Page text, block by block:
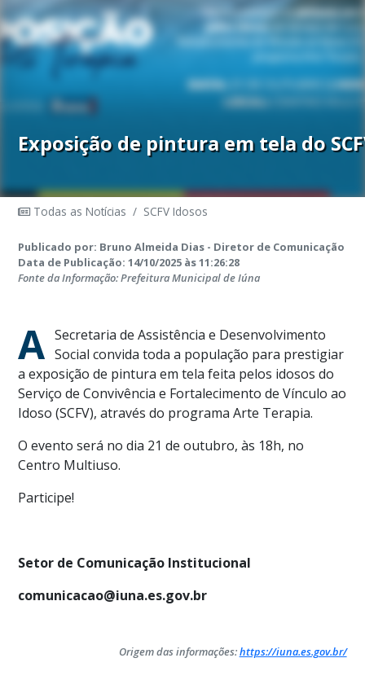
Exposição de pintura em tela do
Todas as Notícias / SCFV Idosos
Publicado por: Bruno Almeida Dias - Diretor de Comunicação
Data de Publicação: 14/10/2025 às 11:26:28
Fonte da Informação: Prefeitura Municipal de Iúna
A Secretaria de Assistência e Desenvolvimento
Social convida toda a população para prestigiar
a exposição de pintura em tela feita pelos idosos do
Serviço de Convivência e Fortalecimento de Vínculo ao
Idoso (SCFV), através do programa Arte Terapia.
O evento será no dia 21 de outubro, às 18h, no
Centro Multiuso.
Participe!
Setor de Comunicação Institucional
comunicacao@iuna.es.gov.br
Origem das informações:https://iuna.es.gov.br/